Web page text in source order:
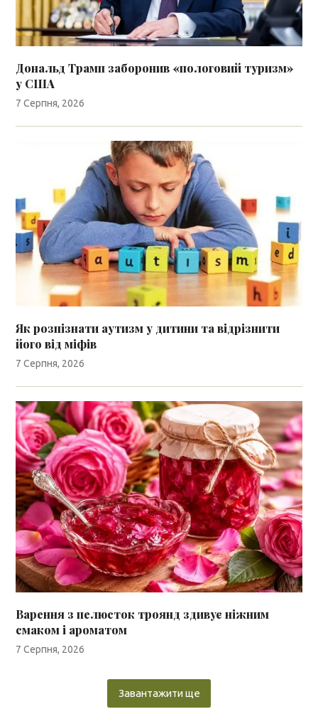
Дональд Трамп заборонив «пологовий туризм»
у США
7 Серпня, 2026
Як розпізнати аутизм у дитини та відрізнити
його від міфів
7 Серпня, 2026
Варення з пелюсток троянд здивує ніжним
смаком і ароматом
7 Серпня, 2026
Завантажити ще